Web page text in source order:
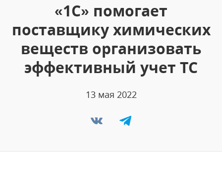
«1С» помогает
поставщику химических
веществ организовать
эффективный учет ТС
13 мая 2022